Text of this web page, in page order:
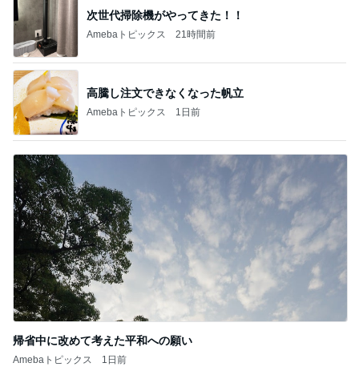
次世代掃除機がやってきた！！
Amebaトピックス 21時間前
高騰し注文できなくなった帆立
Amebaトピックス 1日前
帰省中に改めて考えた平和への願い
Amebaトピックス 1日前